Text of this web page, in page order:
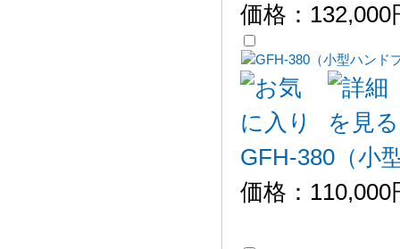
価格： 132,000
GFH-380（小
価格： 110,000